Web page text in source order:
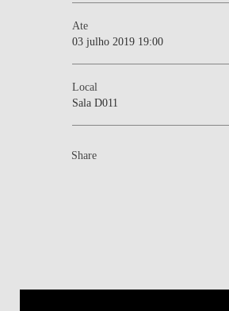
Ate
03 julho 2019 19:00
Local
Sala D011
Share